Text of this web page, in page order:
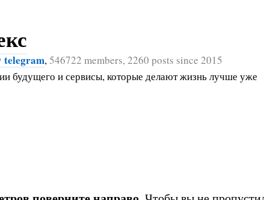
telegram,546722 members, 2260 posts since 2015
будущего и сервисы, которые делают жизнь лучше уже